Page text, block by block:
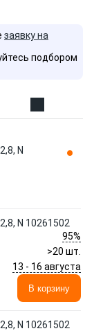
заявку на
подбором
N
N 10261502
95%
>20 шт.
13 - 16 августа
В корзину
N 10261502